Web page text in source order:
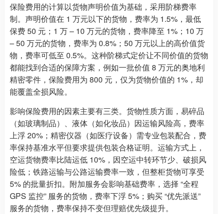
保险费用的计算以货物声明价值为基础，采用阶梯费率
制。声明价值在 1 万元以下的货物，费率为 1.5%，最低
保费 50 元；1 万 – 10 万元的货物，费率降至 1%；10 万
– 50 万元的货物，费率为 0.8%；50 万元以上的高价值货
物，费率可低至 0.5%。这种阶梯式定价让不同价值的货物
都能找到合适的保障方案，例如一批价值 8 万元的奥地利
精密零件，保险费用为 800 元，仅为货物价值的 1%，却
能覆盖全损风险。
影响保险费用的因素主要有三类。货物性质方面，易碎品
（如玻璃制品）、液体（如化妆品）因运输风险高，费率
上浮 20%；精密仪器（如医疗设备）需专业包装配合，费
率保持基准水平但要求提供包装合格证明。运输方式上，
空运货物费率比陆运低 10%，因空运中转环节少、破损风
险低；铁路运输与公路运输费率一致，但整柜货物可享受
5% 的批量折扣。附加服务会影响基础费率，选择 “全程
GPS 监控” 服务的货物，费率下浮 5%；购买 “优先派送”
服务的货物，费率保持不变但理赔优先级提升。